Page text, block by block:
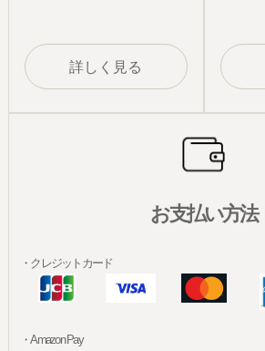
詳しく見る
お支払い方法
・クレジットカード
・Amazon Pay